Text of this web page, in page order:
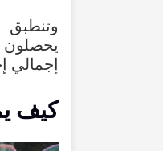
وتنطبق
إجمالي إجازتك
كيف يمكن